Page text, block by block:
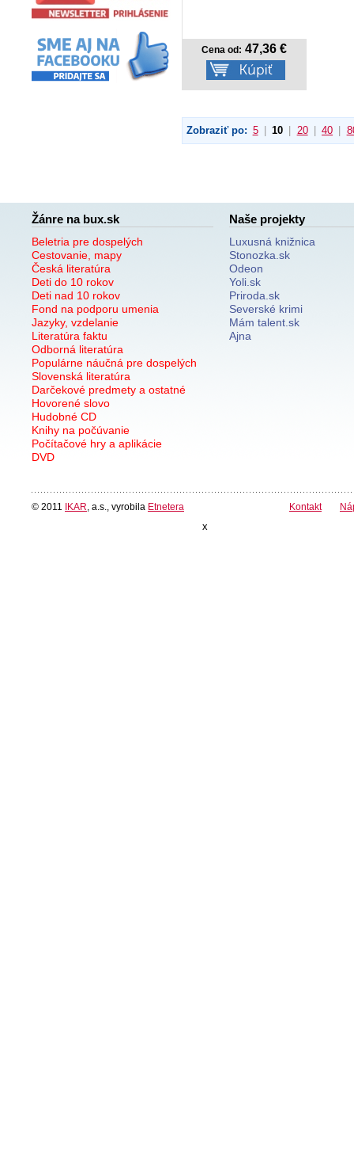
Cena od: 47,36 €
Zobraziť po: 5 10 20 40
Žánre na bux.sk
Beletria pre dospelých
Cestovanie, mapy
Česká literatúra
Deti do 10 rokov
Deti nad 10 rokov
Fond na podporu umenia
Jazyky, vzdelanie
Literatúra faktu
Odborná literatúra
Populárne náučná pre dospelých
Slovenská literatúra
Darčekové predmety a ostatné
Hovorené slovo
Hudobné CD
Knihy na počúvanie
Počítačové hry a aplikácie
DVD
Naše projekty
Luxusná knižnica
Stonozka.sk
Odeon
Yoli.sk
Priroda.sk
Severské krimi
Mám talent.sk
Ajna
© 2011 IKAR , a.s., vyrobila Etnetera Kontakt
x